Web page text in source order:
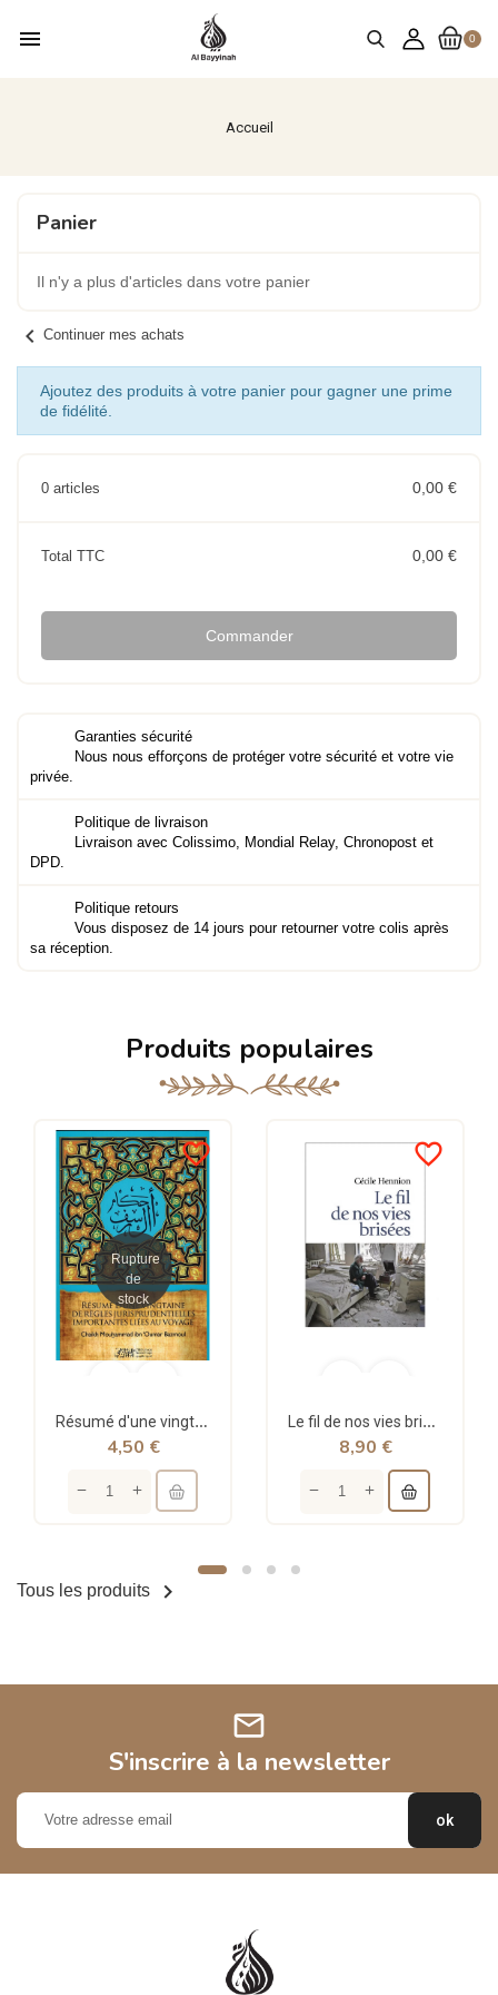
0
menu
Accueil
Panier
Il n'y a plus d'articles dans votre panier
chevron_left Continuer mes achats
Ajoutez des produits à votre panier pour gagner une prime
de fidélité.
0 articles 0,00 €
Total TTC 0,00 €
Commander
Garanties sécurité
Nous nous efforçons de protéger votre sécurité et votre vie
privée.
Politique de livraison
Livraison avec Colissimo, Mondial Relay, Chronopost et
DPD.
Politique retours
Vous disposez de 14 jours pour retourner votre colis après
sa réception.
Produits populaires
favorite_border
Rupture
de
stock
Résumé d'une vingtaine de règles jurisprudentielles liées au voyage - Bazmoul - Héritage...
4,50 €
favorite_border
Le fil de nos vies brisées - poche - Cécile Hennion - Points
8,90 €
Tous les produits 
mail
S'inscrire à la newsletter